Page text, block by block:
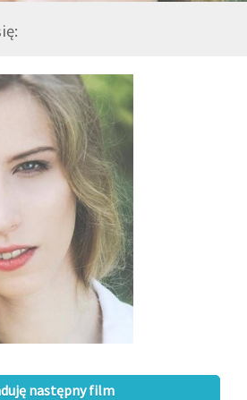
DRUŻYNA
WESPRZYJ NAS
PARTNERZY
NEWSLETTER
DLA MEDIÓW
następny film